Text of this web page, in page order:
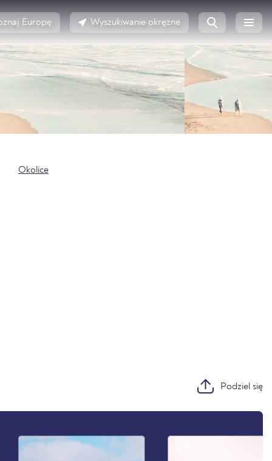
Europę Wyszukiwanie okrężne
Okolice
Podziel się